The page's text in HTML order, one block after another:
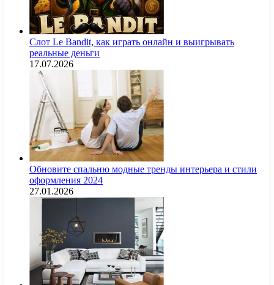
Слот Le Bandit, как играть онлайн и выигрывать
реальные деньги
17.07.2026
Обновите спальню модные тренды интерьера и стили
оформления 2024
27.01.2026